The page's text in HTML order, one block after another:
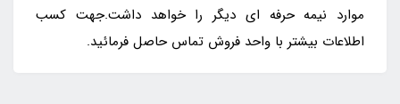
موارد نیمه حرفه ای دیگر را خواهد داشت.جهت کسب
اطلاعات بیشتر با واحد فروش تماس حاصل فرمائید.